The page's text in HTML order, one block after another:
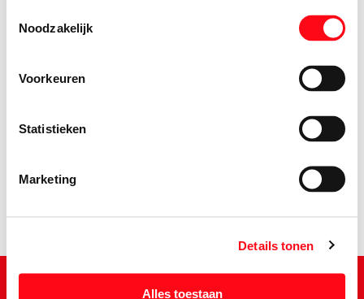
Noodzakelijk
Voorkeuren
Statistieken
Marketing
Details tonen
Alles toestaan
3.99